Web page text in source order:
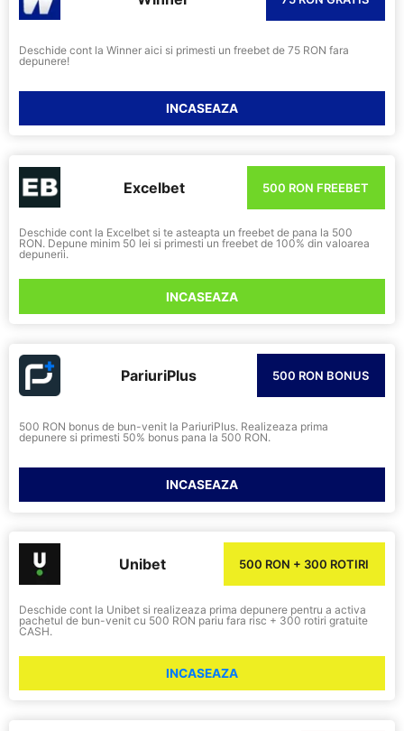
Deschide cont la Winner aici si primesti un freebet de 75 RON fara
depunere!
INCASEAZA
Excelbet 500 RON FREEBET
Deschide cont la Excelbet si te asteapta un freebet de pana la 500
RON. Depune minim 50 lei si primesti un freebet de 100% din valoarea
depunerii.
INCASEAZA
PariuriPlus 500 RON BONUS
500 RON bonus de bun-venit la PariuriPlus. Realizeaza prima
depunere si primesti 50% bonus pana la 500 RON.
INCASEAZA
Unibet 500 RON + 300 ROTIRI
Deschide cont la Unibet si realizeaza prima depunere pentru a activa
pachetul de bun-venit cu 500 RON pariu fara risc + 300 rotiri gratuite
CASH.
INCASEAZA